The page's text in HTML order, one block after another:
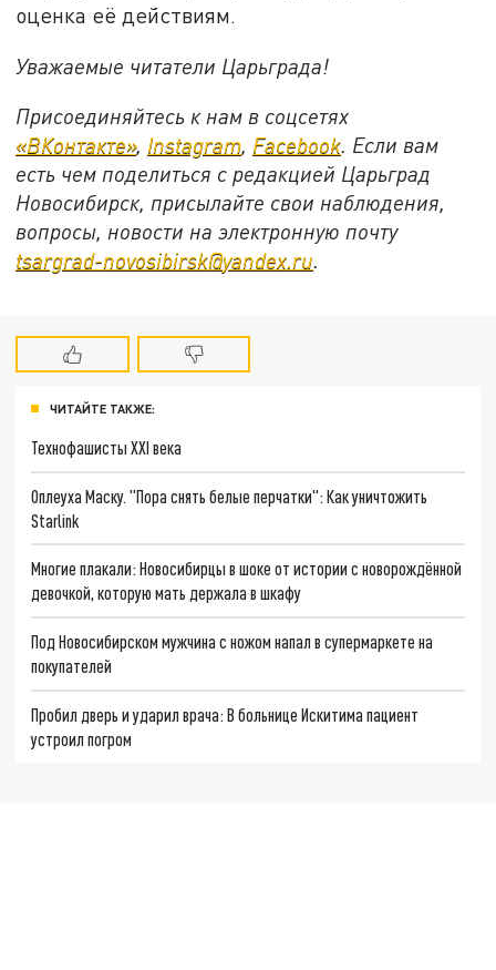
оценка её действиям.
Уважаемые читатели Царьграда!
Присоединяйтесь к нам в соцсетях
«ВКонтакте», Instagram, Facebook. Если вам
есть чем поделиться с редакцией Царьград
Новосибирск, присылайте свои наблюдения,
вопросы, новости на электронную почту
tsargrad-novosibirsk@yandex.ru.
ЧИТАЙТЕ ТАКЖЕ:
Технофашисты XXI века
Оплеуха Маску. "Пора снять белые перчатки": Как уничтожить
Starlink
Многие плакали: Новосибирцы в шоке от истории с новорождённой
девочкой, которую мать держала в шкафу
Под Новосибирском мужчина с ножом напал в супермаркете на
покупателей
Пробил дверь и ударил врача: В больнице Искитима пациент
устроил погром